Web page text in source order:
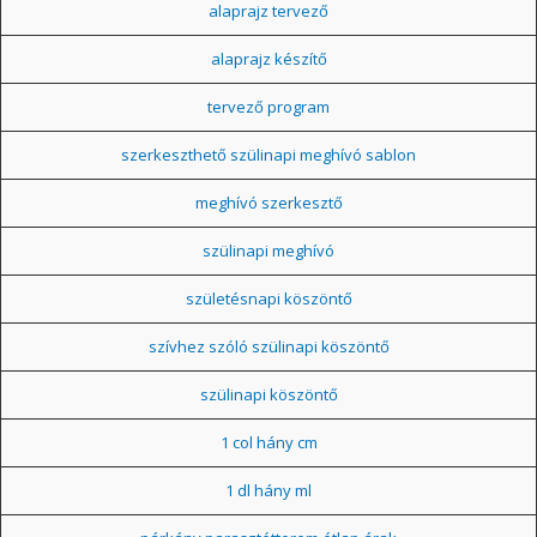
alaprajz tervező
alaprajz készítő
tervező program
szerkeszthető szülinapi meghívó sablon
meghívó szerkesztő
szülinapi meghívó
születésnapi köszöntő
szívhez szóló szülinapi köszöntő
szülinapi köszöntő
1 col hány cm
1 dl hány ml